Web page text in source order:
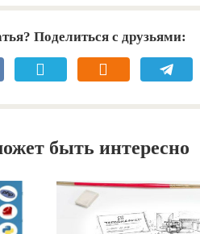
Поделиться с друзьями:
быть интересно